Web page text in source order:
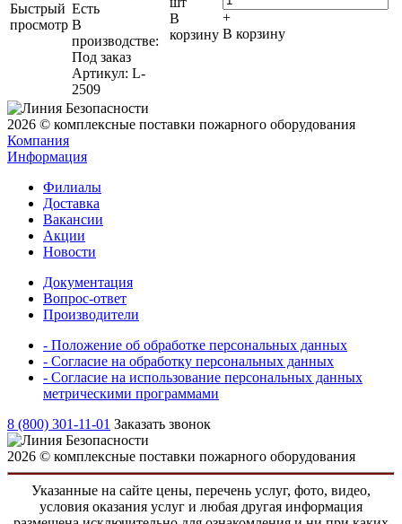
Быстрый
просмотр
Eсть
В
производстве:
Под заказ
Артикул: L-
2509
В
корзину
+
В корзину
2026 © комплексные поставки пожарного оборудования
Компания
Информация
Филиалы
Доставка
Вакансии
Акции
Новости
Документация
Вопрос-ответ
Производители
- Положение об обработке персональных данных
- Согласие на обработку персональных данных
- Согласие на использование персональных данных
метрическими программами
8 (800) 301-11-01 Заказать звонок
2026 © комплексные поставки пожарного оборудования
Указанные на сайте цены, перечень услуг, фото, видео,
условия оказания услуг и любая другая информация